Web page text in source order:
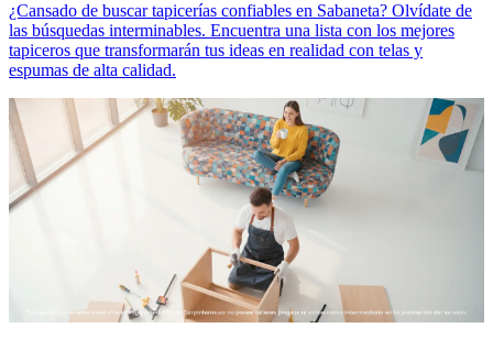
¿Cansado de buscar tapicerías confiables en Sabaneta? Olvídate de
las búsquedas interminables. Encuentra una lista con los mejores
tapiceros que transformarán tus ideas en realidad con telas y
espumas de alta calidad.